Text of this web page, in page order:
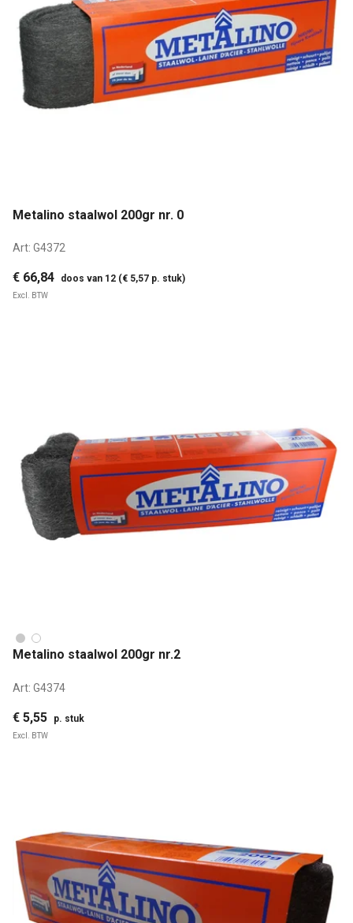
Metalino staalwol 200gr nr. 0
Art: G4372
€ 66,84 doos van 12 (€ 5,57 p. stuk)
Excl. BTW
Metalino staalwol 200gr nr.2
Art: G4374
€ 5,55 p. stuk
Excl. BTW